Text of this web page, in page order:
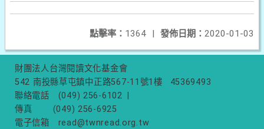
發佈日期： 2020-01-03
點擊率： 1364 |
財團法人台灣閱讀文化基金會
542 南投縣草屯鎮中正路567-11號1樓
45369493
聯絡電話
(049) 256-6102
傳真
(049) 256-6925
電子信箱
read@twnread.org.tw